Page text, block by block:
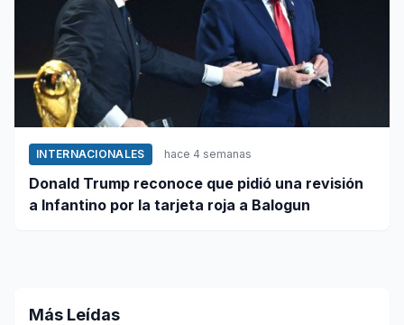
INTERNACIONALES hace 4 semanas
Donald Trump reconoce que pidió una revisión
a Infantino por la tarjeta roja a Balogun
Más Leídas